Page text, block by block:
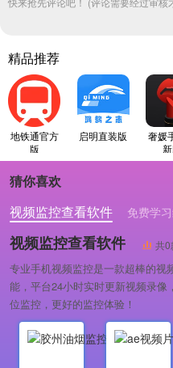
精品推荐
地铁通官方
版
启明直装版
奢‪媛
猜你喜欢
视频监控查看软件
免费学
专业做婚礼策划的软件
视频监控查看软件 共0
专业手机视频监控是一款超棒的视
能，平台24小时实时更新视频录
位监控，更好的监控体验！